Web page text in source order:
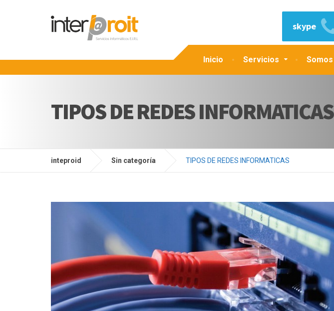
Inicio Servicios Somos
skype
TIPOS DE REDES INFORMATICAS
inteproid Sin categoría TIPOS DE REDES INFORMATICAS